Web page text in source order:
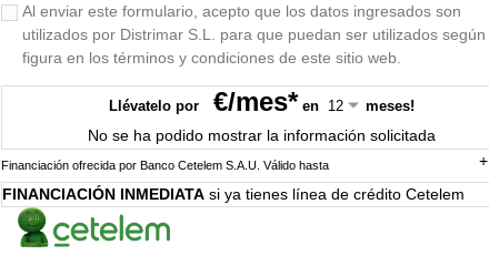
Al enviar este formulario, acepto que los datos ingresados son
utilizados por Distrimar S.L. para que puedan ser utilizados según
figura en los términos y condiciones de este sitio web.
Llévatelo por €/mes* en meses!
No se ha podido mostrar la información solicitada
Financiación ofrecida por Banco Cetelem S.A.U. Válido hasta +
FINANCIACIÓN INMEDIATAsi ya tienes línea de crédito Cetelem